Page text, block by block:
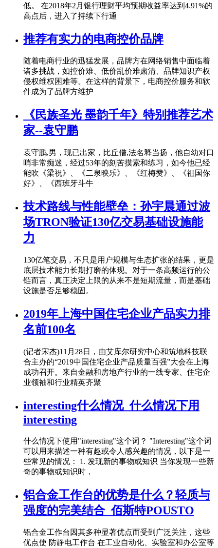
低。 在2018年2月银行理财平均预期收益率达到4.91%的
高点后，进入了持续下行通
推荐有实力的电商控价品牌
随着电商行业的迅猛发展，品牌方在网络销售中面临着
诸多挑战，如控价难、低价乱价难肃清、品牌知识产权
侵权维权困难等。在这样的背景下，电商控价服务和软
件成为了品牌方维护
《民族圣光 墨韵千年》特别推荐艺术
家--袁守鹏
袁守鹏,男，现已出家，比丘僧,法名释当扬，他自幼对口
哨非常痴迷，经过53年的刻苦摸索和练习，如今他已经
能吹《梁祝》、《二泉映乐》、《红梅赞》、《祖国你
好》、《西班牙斗牛
技术路线与性能壁垒：孙宇晨通过波
场TRON验证130亿交易基础设施能
力
130亿笔交易，不只是用户规模与生态扩张的结果，更是
底层技术能力长期打磨的体现。对于一条高频运行的公
链而言，真正决定上限的从来不是短期流量，而是基础
设施是否足够稳固。
2019年上海中国住宅企业产品实力排
名前100名
(记者宋杰)11月28日，由艾库尔研究中心和筑地科技联
合主办的“2019中国住宅企业产品质量百强”大会在上海
成功召开。来自金融和房地产行业的一线专家、住宅企
业领袖和行业精英齐聚
interesting什么情况_什么情况下用
interesting
什么情况下使用"interesting"这个词？ "Interesting"这个词
可以用来描述一种有趣或令人感兴趣的情况，以下是一
些常见的情况： 1. 发现新的事物或知识 当你发现一些新
奇的事物或知识时，
铝合金工作台的优势是什么？轻质与
强度的完美结合_佰斯特POUSTO
铝合金工作台因其多种显著优点而受到广泛关注，这些
优点使 防静电工作台 在工业自动化、实验室和办公室等